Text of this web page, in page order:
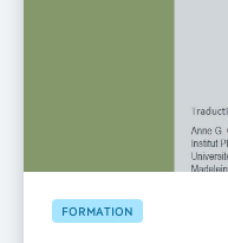
FORMATION